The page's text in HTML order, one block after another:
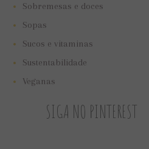
Sobremesas e doces
Sopas
Sucos e vitaminas
Sustentabilidade
Veganas
SIGA NO PINTEREST